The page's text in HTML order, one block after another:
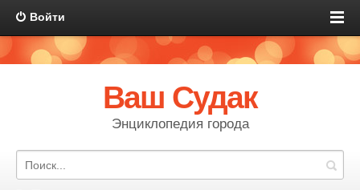
Войти
Ваш Судак
Энциклопедия города